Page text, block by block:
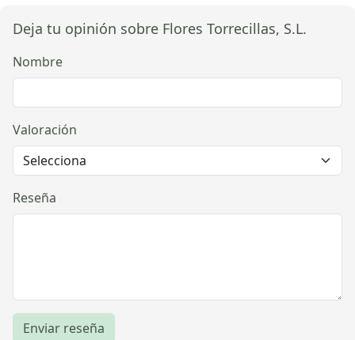
Deja tu opinión sobre Flores Torrecillas, S.L.
Nombre
Valoración
Reseña
Enviar reseña